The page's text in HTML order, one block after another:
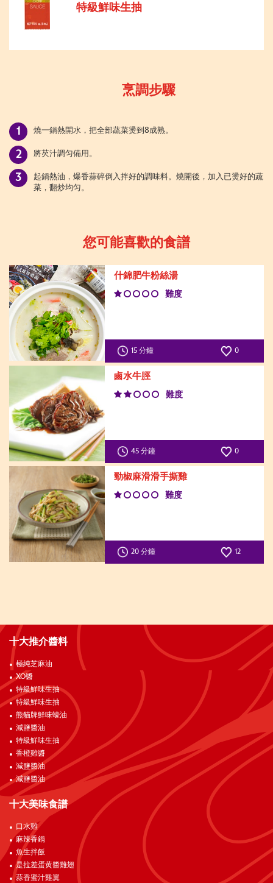
特級鮮味生抽
烹調步驟
燒一鍋熱開水，把全部蔬菜燙到8成熟。
將芡汁調匀備用。
起鍋熱油，爆香蒜碎倒入拌好的調味料。燒開後，加入已燙好的蔬
菜，翻炒均匀。
您可能喜歡的食譜
什錦肥牛粉絲湯
難度
15 分鐘 0
鹵水牛脛
難度
45 分鐘 0
勁椒麻滑滑手撕雞
難度
20 分鐘 12
十大推介醬料
極純芝麻油
XO醬
特級鮮味生抽
特級鮮味生抽
熊貓牌鮮味蠔油
減鹽醬油
特級鮮味生抽
香橙雞醬
減鹽醬油
減鹽醬油
十大美味食譜
口水雞
麻辣香鍋
魚生拌飯
是拉差蛋黄醬雞翅
蒜香蜜汁雞翼